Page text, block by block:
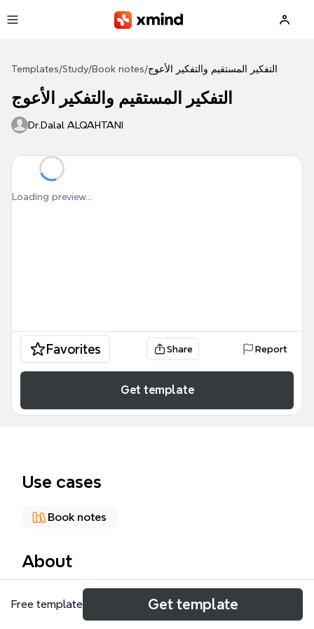
Templates/Study/Book notes/التفكير المستقيم والتفكير الأعوج
التفكير المستقيم والتفكير الأعوج
Dr.Dalal ALQAHTANI
Loading preview...
Favorites Share Report
Get template
Use cases
Book notes
About
كتاب التفكير المستقيم والتفكير الأعوج هو خريطة ذهنية
شاملة تغطي 79 عقدة موزعة على 13 فرعًا رئيسيًا، تهدف
Free template Get template